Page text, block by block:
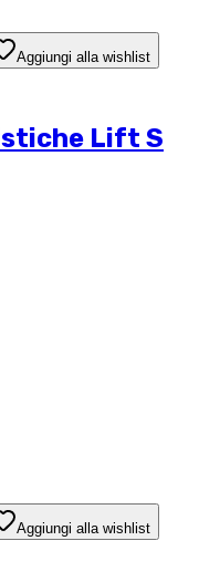
Aggiungi alla wishlist
Lift S
Aggiungi alla wishlist